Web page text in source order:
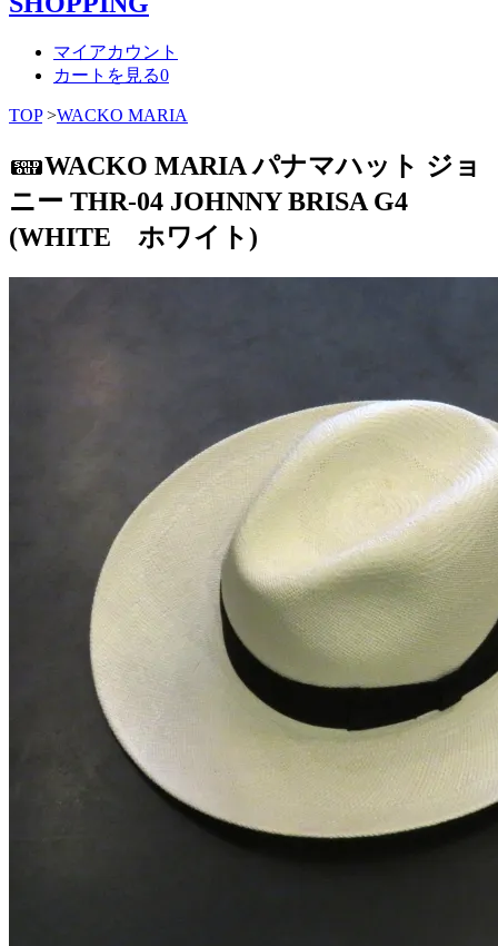
マイアカウント
カートを見る0
TOP >WACKO MARIA
WACKO MARIA パナマハット ジョ
ニー THR-04 JOHNNY BRISA G4
(WHITE ホワイト)